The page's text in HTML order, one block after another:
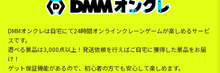
DMMオンクレは自宅にて24時間オンラインクレーンゲームが楽しめるサービ
スです。
遊べる景品は3,000点以上！発送依頼を行えばご自宅に獲得した景品をお届
け！
ゲット保証機能があるので、初心者の方でも安心して楽しめます。